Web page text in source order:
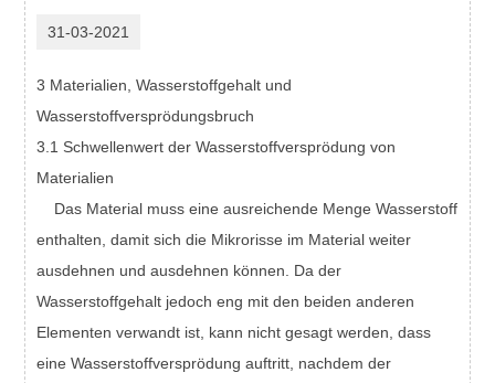
31-03-2021
3 Materialien, Wasserstoffgehalt und
Wasserstoffversprödungsbruch
3.1 Schwellenwert der Wasserstoffversprödung von
Materialien
Das Material muss eine ausreichende Menge Wasserstoff
enthalten, damit sich die Mikrorisse im Material weiter
ausdehnen und ausdehnen können. Da der
Wasserstoffgehalt jedoch eng mit den beiden anderen
Elementen verwandt ist, kann nicht gesagt werden, dass
eine Wasserstoffversprödung auftritt, nachdem der